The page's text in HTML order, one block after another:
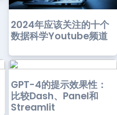
2024年应该关注的十个
数据科学Youtube频道
GPT-4的提示效果性：
比较Dash、Panel和
Streamlit